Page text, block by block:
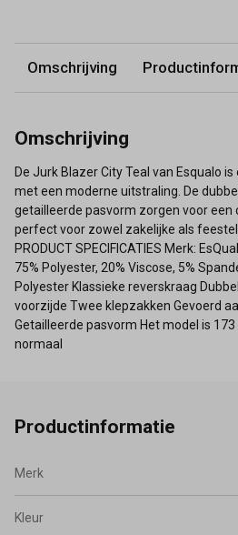
Omschrijving
Omschrijving
De Jurk Blazer City Teal van Esqualo
met een moderne uitstraling. De
getailleerde pasvorm zorgen voor een
perfect voor zowel zakelijke als
PRODUCT SPECIFICATIES Merk:
75% Polyester, 20% Viscose, 5%
Polyester Klassieke reverskraag
voorzijde Twee klepzakken Gevoerd
Getailleerde pasvorm Het model is
normaal
Productinformatie
Merk
Kleur